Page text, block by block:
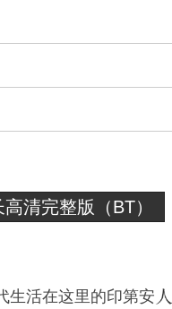
清完整版（BT）
生活在这里的印第安